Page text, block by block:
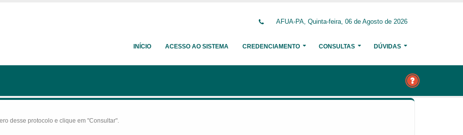
AFUA-PA, Quinta-feira, 06 de Agosto de 2026
INÍCIO ACESSO AO SISTEMA CREDENCIAMENTO CONSULTAS DÚVIDAS
desse protocolo e clique em "Consultar".